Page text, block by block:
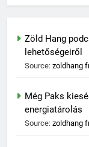
Zöld Hang
lehetőségeiről
Source: zoldhang
Még Paks
energiatárolás
Source: zoldhang